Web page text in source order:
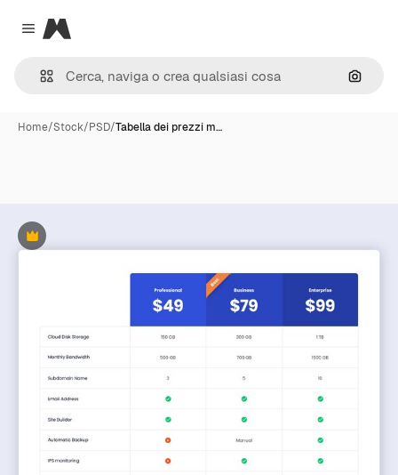
Close menu
Magnific
Cerca
Home/Stock/PSD/Tabella dei prezzi m…
Premium